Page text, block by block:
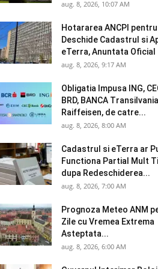
aug. 8, 2026, 10:07 AM
Hotararea ANCPI pentru
Deschide Cadastrul si
eTerra, Anuntata Oficial
aug. 8, 2026, 9:17 AM
Obligatia Impusa ING,
BRD, BANCA
Raiffeisen, de catre...
aug. 8, 2026, 8:00 AM
Cadastrul si eTerra ar
Functiona Partial Mult
dupa Redeschiderea...
aug. 8, 2026, 7:00 AM
Prognoza Meteo ANM
Zile cu Vremea Extrema
Asteptata...
aug. 8, 2026, 6:00 AM